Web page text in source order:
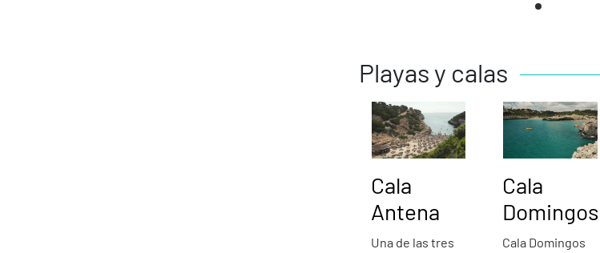
Playas y calas
Cala
Antena
Una de las tres
Cala
Domingos
Cala Domingos